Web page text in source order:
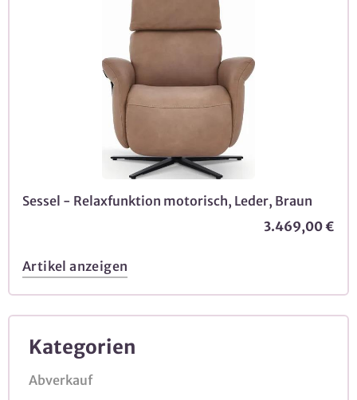
Kategorien
Abverkauf
Sessel - Relaxfunktion motorisch, Leder, Braun
3.469,00 €
Artikel anzeigen